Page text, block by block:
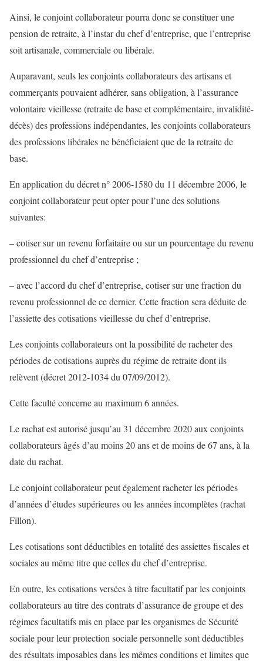
Ainsi, le conjoint collaborateur pourra donc se constituer une
pension de retraite, à l’instar du chef d’entreprise, que l’entreprise
soit artisanale, commerciale ou libérale.
Auparavant, seuls les conjoints collaborateurs des artisans et
commerçants pouvaient adhérer, sans obligation, à l’assurance
volontaire vieillesse (retraite de base et complémentaire, invalidité-
décès) des professions indépendantes, les conjoints collaborateurs
des professions libérales ne bénéficiaient que de la retraite de
base.
En application du décret n° 2006-1580 du 11 décembre 2006, le
conjoint collaborateur peut opter pour l’une des solutions
suivantes:
– cotiser sur un revenu forfaitaire ou sur un pourcentage du revenu
professionnel du chef d’entreprise ;
– avec l’accord du chef d’entreprise, cotiser sur une fraction du
revenu professionnel de ce dernier. Cette fraction sera déduite de
l’assiette des cotisations vieillesse du chef d’entreprise.
Les conjoints collaborateurs ont la possibilité de racheter des
périodes de cotisations auprès du régime de retraite dont ils
relèvent (décret 2012-1034 du 07/09/2012).
Cette faculté concerne au maximum 6 années.
Le rachat est autorisé jusqu’au 31 décembre 2020 aux conjoints
collaborateurs âgés d’au moins 20 ans et de moins de 67 ans, à la
date du rachat.
Le conjoint collaborateur peut également racheter les périodes
d’années d’études supérieures ou les années incomplètes (rachat
Fillon).
Les cotisations sont déductibles en totalité des assiettes fiscales et
sociales au même titre que celles du chef d’entreprise.
En outre, les cotisations versées à titre facultatif par les conjoints
collaborateurs au titre des contrats d’assurance de groupe et des
régimes facultatifs mis en place par les organismes de Sécurité
sociale pour leur protection sociale personnelle sont déductibles
des résultats imposables dans les mêmes conditions et limites que